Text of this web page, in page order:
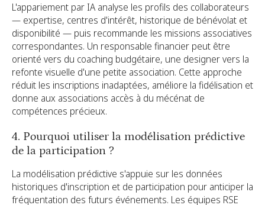
L'appariement par IA analyse les profils des collaborateurs
— expertise, centres d'intérêt, historique de bénévolat et
disponibilité — puis recommande les missions associatives
correspondantes. Un responsable financier peut être
orienté vers du coaching budgétaire, une designer vers la
refonte visuelle d'une petite association. Cette approche
réduit les inscriptions inadaptées, améliore la fidélisation et
donne aux associations accès à du mécénat de
compétences précieux.
4. Pourquoi utiliser la modélisation prédictive
de la participation ?
La modélisation prédictive s'appuie sur les données
historiques d'inscription et de participation pour anticiper la
fréquentation des futurs événements. Les équipes RSE